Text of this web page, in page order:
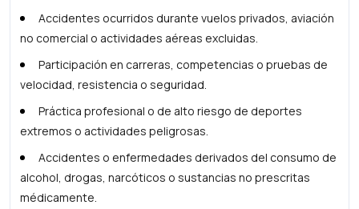
Accidentes ocurridos durante vuelos privados, aviación
no comercial o actividades aéreas excluidas.
Participación en carreras, competencias o pruebas de
velocidad, resistencia o seguridad.
Práctica profesional o de alto riesgo de deportes
extremos o actividades peligrosas.
Accidentes o enfermedades derivados del consumo de
alcohol, drogas, narcóticos o sustancias no prescritas
médicamente.